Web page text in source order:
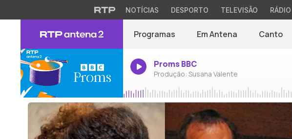
NOTÍCIAS DESPORTO TELEVISÃO RÁDIO
Programas Em Antena Canto
Proms BBC
Produção: Susana Valente